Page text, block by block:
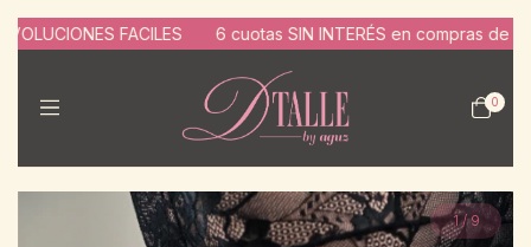
FACILES 6 cuotas SIN INTERÉS en compras de
0
1/9